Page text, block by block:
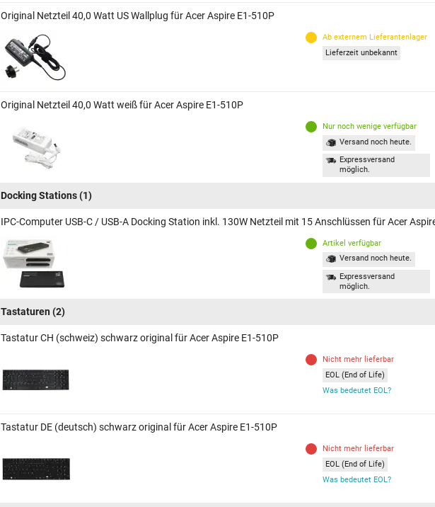
Original Netzteil 40,0 Watt US Wallplug für Acer Aspire E1-510P
Ab externem Lieferantenlager
Lieferzeit unbekannt
Original Netzteil 40,0 Watt weiß für Acer Aspire E1-510P
Nur noch wenige verfügbar
Versand noch heute.
Expressversand
möglich.
Docking Stations(1)
IPC-Computer USB-C / USB-A Docking Station inkl. 130W Netzteil mit 15 Anschlüssen für Acer
Artikel verfügbar
Versand noch heute.
Expressversand
möglich.
Tastaturen (2)
Tastatur CH (schweiz) schwarz original für Acer Aspire E1-510P
Nicht mehr lieferbar
EOL (End of Life)
Was bedeutet EOL?
Tastatur DE (deutsch) schwarz original für Acer Aspire E1-510P
Nicht mehr lieferbar
EOL (End of Life)
Was bedeutet EOL?